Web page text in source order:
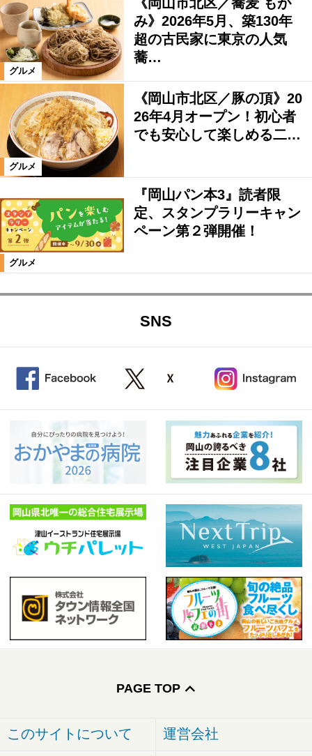
グルメ
み》2026年5月、築130年
超の古民家に東京の人気
蕎…
グルメ
《岡山市北区／豚の頂》20
26年4月オープン！初心者
でも安心して楽しめる二…
グルメ
『岡山パン本3』読者限
定、スタンプラリーキャン
ペーン第２弾開催！
SNS
PAGE TOP
このサイトについて 運営会社